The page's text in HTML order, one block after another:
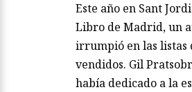
Este año en Sant
Libro de Madrid, un
irrumpió en las listas
vendidos. Gil
había dedicado a la